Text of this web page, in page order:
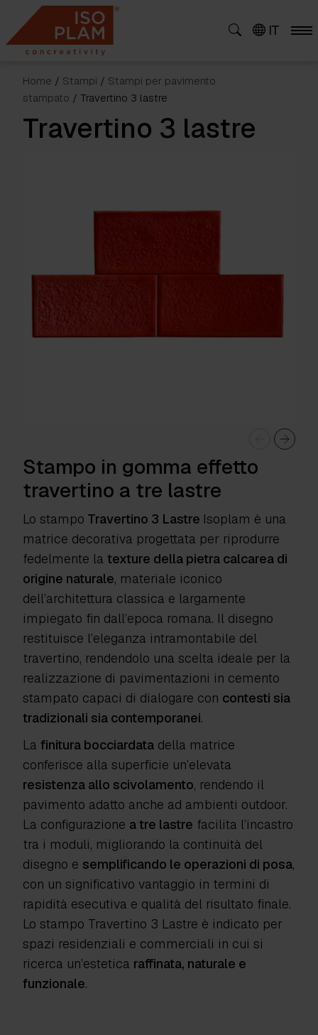
content
IT
Home / Stampi / Stampi per pavimento
stampato / Travertino 3 lastre
Travertino 3 lastre
Stampo in gomma effetto
travertino a tre lastre
Lo stampo Travertino 3 Lastre Isoplam è una
matrice decorativa progettata per riprodurre
fedelmente la texture della pietra calcarea di
origine naturale, materiale iconico
dell’architettura classica e largamente
impiegato fin dall’epoca romana. Il disegno
restituisce l’eleganza intramontabile del
travertino, rendendolo una scelta ideale per la
realizzazione di pavimentazioni in cemento
stampato capaci di dialogare con contesti sia
tradizionali sia contemporanei.
La finitura bocciardata della matrice
conferisce alla superficie un’elevata
resistenza allo scivolamento, rendendo il
pavimento adatto anche ad ambienti outdoor.
La configurazione a tre lastre facilita l’incastro
tra i moduli, migliorando la continuità del
disegno e semplificando le operazioni di posa,
con un significativo vantaggio in termini di
rapidità esecutiva e qualità del risultato finale.
Lo stampo Travertino 3 Lastre è indicato per
spazi residenziali e commerciali in cui si
ricerca un’estetica raffinata, naturale e
funzionale.